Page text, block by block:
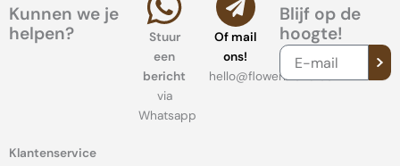
Kunnen we je
helpen?
Stuur
een
bericht
via
Whatsapp
Of mail
ons!
hello@flowerblend.com
Blijf op de
hoogte!
E-
mail
Klantenservice